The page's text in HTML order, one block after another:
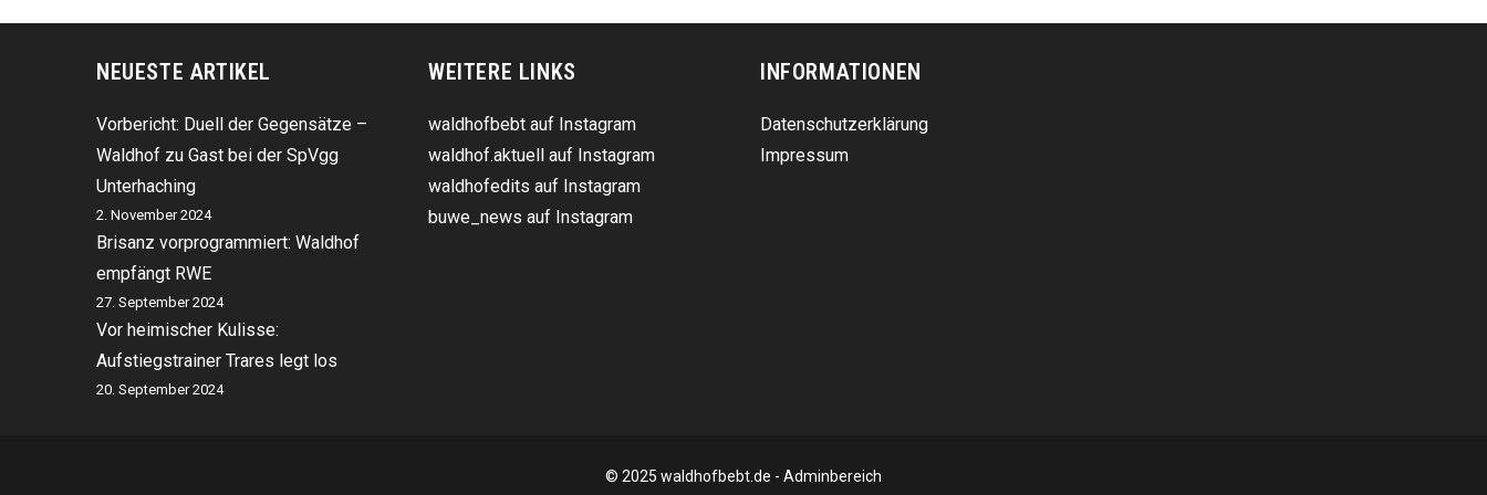
NEUESTE ARTIKEL
Vorbericht: Duell der Gegensätze –
Waldhof zu Gast bei der SpVgg
Unterhaching
2. November 2024
Brisanz vorprogrammiert: Waldhof
empfängt RWE
27. September 2024
Vor heimischer Kulisse:
Aufstiegstrainer Trares legt los
20. September 2024
WEITERE LINKS
waldhofbebt auf Instagram
waldhof.aktuell auf Instagram
waldhofedits auf Instagram
buwe_news auf Instagram
INFORMATIONEN
Datenschutzerklärung
Impressum
© 2025 waldhofbebt.de - Adminbereich